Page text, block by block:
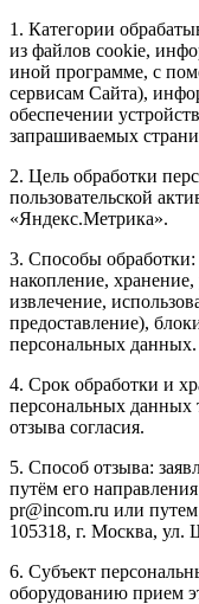
1. Категории
из файлов cookie,
иной программе, с
сервисам Сайта),
обеспечении
запрашиваемых
2. Цель обработки
пользовательской
«Яндекс.Метрика».
3. Способы обработки:
накопление,
извлечение,
предоставление),
персональных данных.
4. Срок обработки и
персональных данных
отзыва согласия.
5. Способ отзыва:
путём его
pr@incom.ru или
105318, г. Москва, ул.
6. Субъект
оборудованию прием